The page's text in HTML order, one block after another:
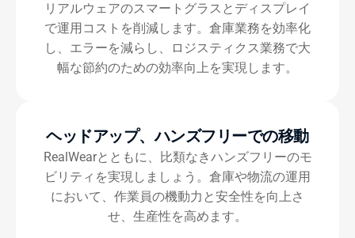
リアルウェアのスマートグラスとディスプレイ
で運用コストを削減します。倉庫業務を効率化
し、エラーを減らし、ロジスティクス業務で大
幅な節約のための効率向上を実現します。
ヘッドアップ、ハンズフリーでの移動
RealWearとともに、比類なきハンズフリーのモ
ビリティを実現しましょう。倉庫や物流の運用
において、作業員の機動力と安全性を向上さ
せ、生産性を高めます。